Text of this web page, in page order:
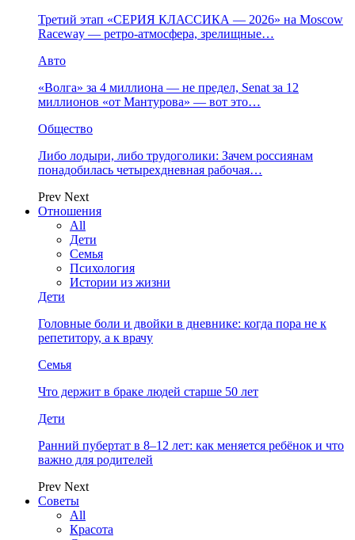
Третий этап «СЕРИЯ КЛАССИКА — 2026» на Moscow
Raceway — ретро‑атмосфера, зрелищные…
Авто
«Волга» за 4 миллиона — не предел, Senat за 12
миллионов «от Мантурова» — вот это…
Общество
Либо лодыри, либо трудоголики: Зачем россиянам
понадобилась четырехдневная рабочая…
Prev Next
Отношения
All
Дети
Семья
Психология
Истории из жизни
Дети
Головные боли и двойки в дневнике: когда пора не к
репетитору, а к врачу
Семья
Что держит в браке людей старше 50 лет
Дети
Ранний пубертат в 8–12 лет: как меняется ребёнок и что
важно для родителей
Prev Next
Советы
All
Красота